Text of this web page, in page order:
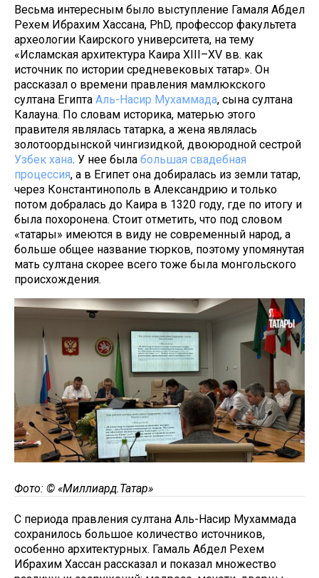
Весьма интересным было выступление Гамаля Абдел
Рехем Ибрахим Хассана, PhD, профессор факультета
археологии Каирского университета, на тему
«Исламская архитектура Каира XIII–XV вв. как
источник по истории средневековых татар». Он
рассказал о времени правления мамлюкского
султана Египта Аль-Насир Мухаммада, сына султана
Калауна. По словам историка, матерью этого
правителя являлась татарка, а жена являлась
золотоордынской чингизидкой, двоюродной сестрой
Узбек хана. У нее была большая свадебная
процессия, а в Египет она добиралась из земли татар,
через Константинополь в Александрию и только
потом добралась до Каира в 1320 году, где по итогу и
была похоронена. Стоит отметить, что под словом
«татары» имеются в виду не современный народ, а
больше общее название тюрков, поэтому упомянутая
мать султана скорее всего тоже была монгольского
происхождения.
Фото: © «Миллиард.Татар»
С периода правления султана Аль-Насир Мухаммада
сохранилось большое количество источников,
особенно архитектурных. Гамаль Абдел Рехем
Ибрахим Хассан рассказал и показал множество